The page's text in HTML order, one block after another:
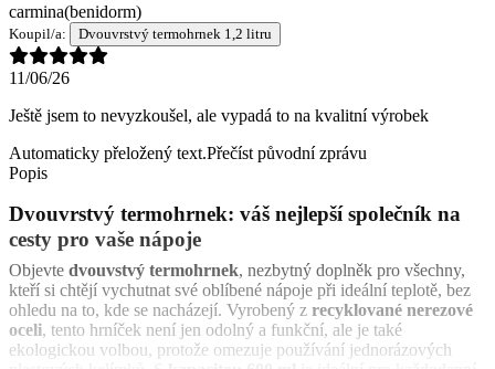
carmina(benidorm)
Koupil/a: Dvouvrstvý termohrnek 1,2 litru
11/06/26
Ještě jsem to nevyzkoušel, ale vypadá to na kvalitní výrobek
Automaticky přeložený text.Přečíst původní zprávu
Popis
Dvouvrstvý termohrnek: váš nejlepší společník na
cesty pro vaše nápoje
Objevte dvouvstvý termohrnek, nezbytný doplněk pro všechny,
kteří si chtějí vychutnat své oblíbené nápoje při ideální teplotě, bez
ohledu na to, kde se nacházejí. Vyrobený z recyklované nerezové
oceli, tento hrníček není jen odolný a funkční, ale je také
ekologickou volbou, protože omezuje používání jednorázových